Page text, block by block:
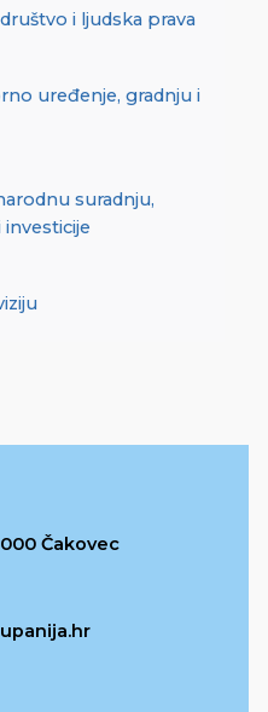
i ljudska prava
uređenje, gradnju i
suradnju,
Čakovec